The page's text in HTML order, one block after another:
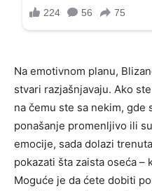
Na emotivnom planu,
stvari razjašnjavaju. Ako
na čemu ste sa nekim, gde
ponašanje promenljivo ili
emocije, sada dolazi
pokazati šta zaista oseća
Moguće je da ćete dobiti